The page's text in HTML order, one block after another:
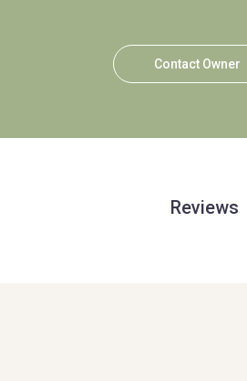
Contact Owner
Reviews